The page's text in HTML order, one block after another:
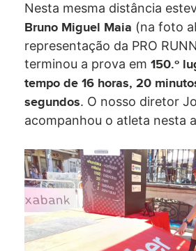
Nesta mesma distância
Bruno Miguel Maia (na foto
representação da PRO
terminou a prova em 150.º
tempo de 16 horas, 20
segundos. O nosso diretor
acompanhou o atleta nesta